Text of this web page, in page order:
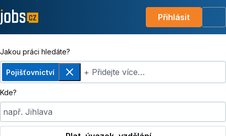
Přihlásit
Jakou práci hledáte?
Pojišťovnictví
Odebrat+ Přidejte více…
Kde?
např. Jihlava